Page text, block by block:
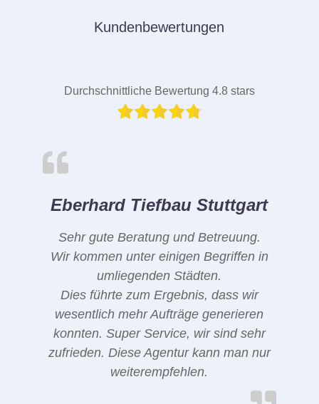
Kundenbewertungen
Durchschnittliche Bewertung 4.8 stars
Eberhard Tiefbau Stuttgart
Sehr gute Beratung und Betreuung.
Wir kommen unter einigen Begriffen in
umliegenden Städten.
Dies führte zum Ergebnis, dass wir
wesentlich mehr Aufträge generieren
konnten. Super Service, wir sind sehr
zufrieden. Diese Agentur kann man nur
weiterempfehlen.